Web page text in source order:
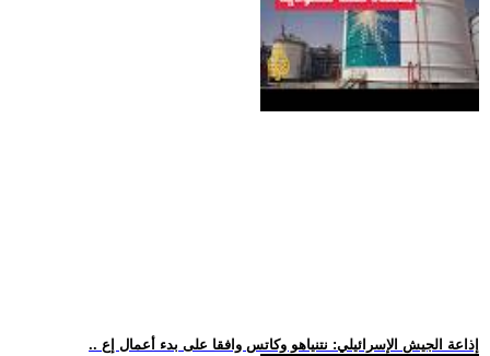
.. إذاعة الجيش الإسرائيلي: نتنياهو وكاتس وافقا على بدء أعمال إع